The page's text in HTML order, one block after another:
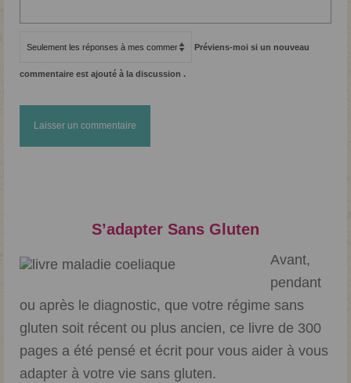
Préviens-moi si un nouveau
commentaire est ajouté à la discussion .
S’adapter Sans Gluten
Avant,
pendant
ou après le diagnostic, que votre régime sans
gluten soit récent ou plus ancien, ce livre de 300
pages a été pensé et écrit pour vous aider à vous
adapter à votre vie sans gluten.